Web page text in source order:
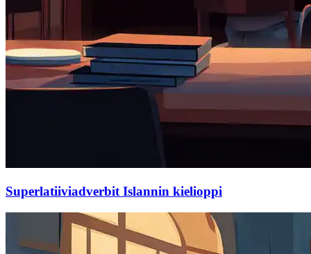
Superlatiiviadverbit Islannin kielioppi